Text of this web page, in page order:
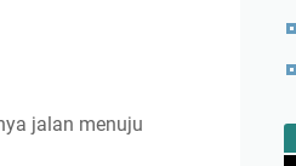
jalan menuju